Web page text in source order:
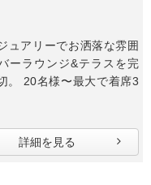
ュアリーでお洒落な雰囲
ーラウンジ&テラスを完
大で着席3
詳細を見る